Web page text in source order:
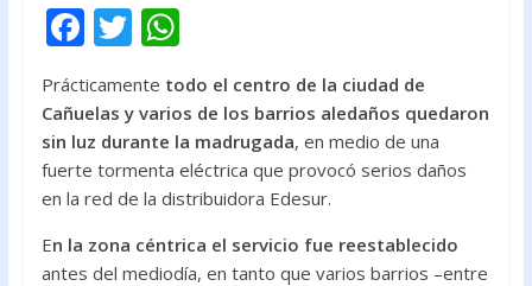
F
e
b
o
o
k
T
itt
er
W
h
at
s
A
p
p
Prácticamente todo el centro de la ciudad de
Cañuelas y varios de los barrios aledaños quedaron
sin luz durante la madrugada, en medio de una
fuerte tormenta eléctrica que provocó serios daños
en la red de la distribuidora Edesur.
En la zona céntrica el servicio fue reestablecido
antes del mediodía, en tanto que varios barrios –entre